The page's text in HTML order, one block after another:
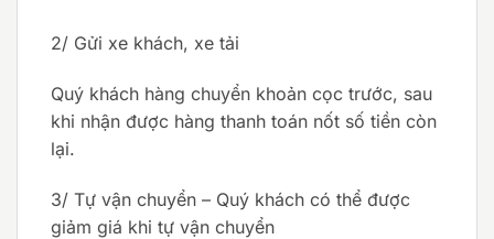
2/ Gửi xe khách, xe tải
Quý khách hàng chuyển khoản cọc trước, sau
khi nhận được hàng thanh toán nốt số tiền còn
lại.
3/ Tự vận chuyển – Quý khách có thể được
giảm giá khi tự vận chuyển